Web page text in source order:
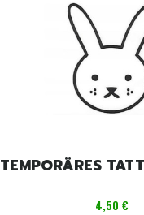
TEMPORÄRES
Preis
4,50 €